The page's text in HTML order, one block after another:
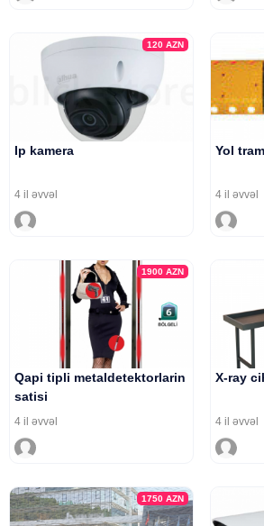
120AZN
Ip kamera
4 il əvvəl
Yol
4 il əvvəl
1900AZN
Qapi tipli metaldetektorlarin
satisi
4 il əvvəl
X-ray
4 il əvvəl
1750AZN